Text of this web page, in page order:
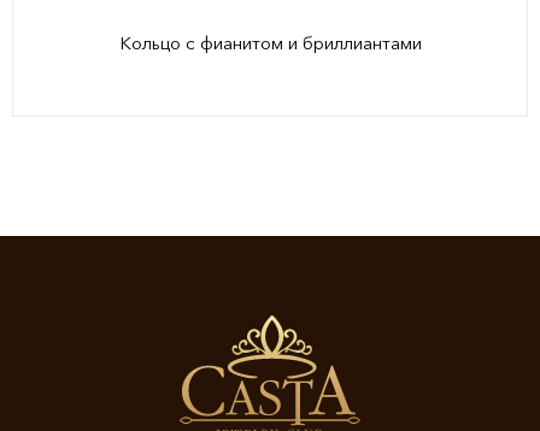
Кольцо с фианитом и бриллиантами